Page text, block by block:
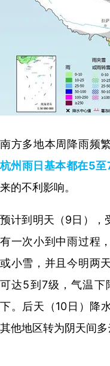
南方多地本周降雨频
杭州雨日基本都在5至
来的不利影响。
预计到明天（9日），
有一次小到中雨过程
或小雪，并且今明两天
可达5到7级，气温下
下。 后天（10日） 降
其他地区转为阴天间多